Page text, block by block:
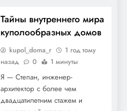
Тайны внутреннего мира
куполообразных домов
kupol_doma_r
1 год тому
назад
0 1 минуты
Я — Степан, инженер-
архитектор с более чем
двадцатилетним стажем и